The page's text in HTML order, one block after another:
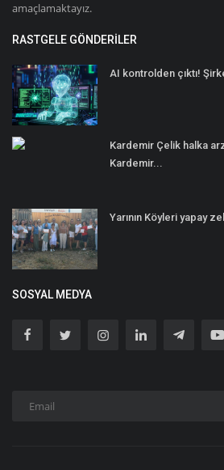
amaçlamaktayız.
RASTGELE GÖNDERILER
AI kontrolden çıktı!
Kardemir Çelik halka
Kardemir...
Yarının Köyleri yapay
SOSYAL MEDYA